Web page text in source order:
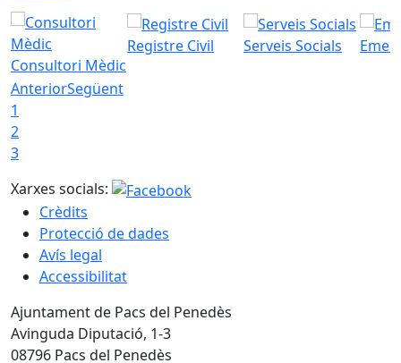
Consultori Mèdic
Registre Civil Serveis Socials
AnteriorSegüent
1
2
3
Xarxes socials:
Crèdits
Protecció de dades
Avís legal
Accessibilitat
Ajuntament de Pacs del Penedès
Avinguda Diputació, 1-3
08796 Pacs del Penedès